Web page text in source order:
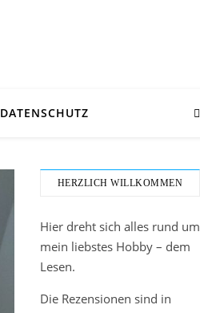
DATENSCHUTZ
HERZLICH WILLKOMMEN
Hier dreht sich alles rund um
mein liebstes Hobby – dem
Lesen.
Die Rezensionen sind in